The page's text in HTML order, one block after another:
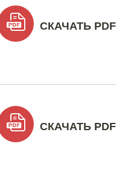
СКАЧАТЬ PDF
СКАЧАТЬ PDF